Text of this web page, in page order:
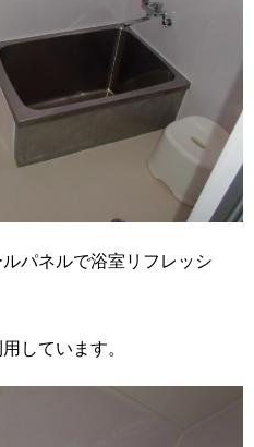
パネルで浴室リフレッシ
しています。